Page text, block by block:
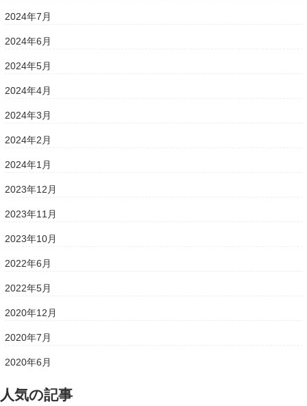
2024年7月
2024年6月
2024年5月
2024年4月
2024年3月
2024年2月
2024年1月
2023年12月
2023年11月
2023年10月
2022年6月
2022年5月
2020年12月
2020年7月
2020年6月
人気の記事